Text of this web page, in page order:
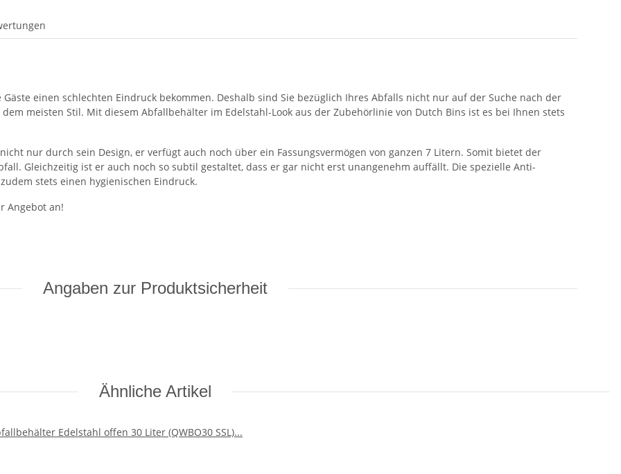
einen schlechten Eindruck bekommen. Deshalb sind Sie bezüglich Ihres Abfalls nicht nur auf der Suche nach der
meisten Stil. Mit diesem Abfallbehälter im Edelstahl-Look aus der Zubehörlinie von Dutch Bins ist es bei Ihnen stets
nur durch sein Design, er verfügt auch noch über ein Fassungsvermögen von ganzen 7 Litern. Somit bietet der
Gleichzeitig ist er auch noch so subtil gestaltet, dass er gar nicht erst unangenehm auffällt. Die spezielle Anti-
stets einen hygienischen Eindruck.
Angebot an!
Angaben zur Produktsicherheit
Ähnliche Artikel